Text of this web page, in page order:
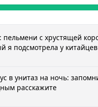
пельмени с хрустящей
я подсмотрела у китайцев
в унитаз на ночь:
расскажите